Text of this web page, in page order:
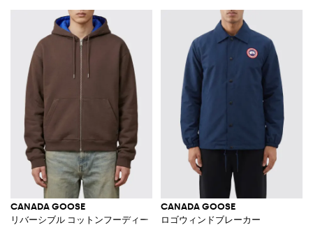
CANADA GOOSE
リバーシブル コットンフーディー
CANADA GOOSE
ロゴウィンドブレーカー